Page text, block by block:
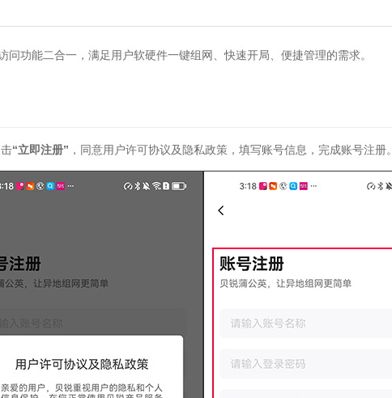
功能二合一，满足用户软硬件一键组网、快速开局、便捷管理的需求。
“立即注册” ，同意用户许可协议及隐私政策，填写账号信息，完成账号注册。